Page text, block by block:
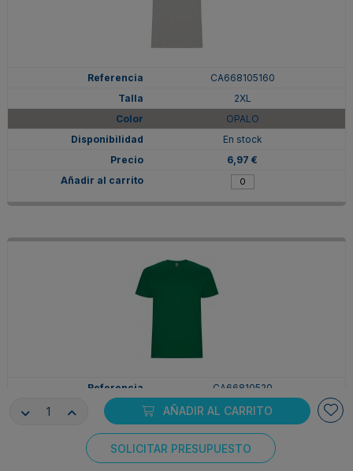
AÑADIR AL CARRITO
SOLICITAR PRESUPUESTO
CA668105160
2XL
OPALO
En stock
6,97 €
CA66810520
2XL
En stock
Consentimiento de cookies